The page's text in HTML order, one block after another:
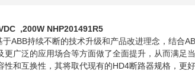
,200W NHP201491R5
于ABB持续不断的技术升级和产品改进理念，结合
广泛的应用场合等方面做了全面提升，从而满足
和互换性，其将取代现有的HD4断路器规格，更